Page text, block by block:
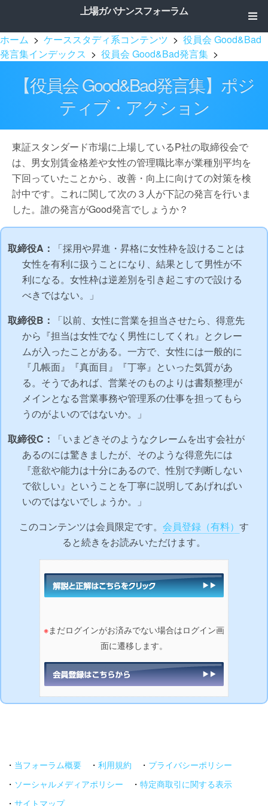
上場ガバナンスフォーラム
ホーム > ケーススタディ系コンテンツ > 役員会 Good&Bad
発言集インデックス > 役員会 Good&Bad発言集 >
【役員会 Good&Bad発言集】ポジ
ティブ・アクション
東証スタンダード市場に上場しているP社の取締役会で
は、男女別賃金格差や女性の管理職比率が業種別平均を
下回っていたことから、改善・向上に向けての対策を検
討中です。これに関して次の３人が下記の発言を行いま
した。誰の発言がGood発言でしょうか？
取締役A：
「採用や昇進・昇格に女性枠を設けることは
女性を有利に扱うことになり、結果として男性が不
利になる。女性枠は逆差別を引き起こすので設ける
べきではない。」
取締役B：
「以前、女性に営業を担当させたら、得意先
から『担当は女性でなく男性にしてくれ』とクレー
ムが入ったことがある。一方で、女性には一般的に
『几帳面』『真面目』『丁寧』といった気質があ
る。そうであれば、営業そのものよりは書類整理が
メインとなる営業事務や管理系の仕事を担ってもら
うのがよいのではないか。」
取締役C：
「いまどきそのようなクレームを出す会社が
あるのには驚きましたが、そのような得意先には
『意欲や能力は十分にあるので、性別で判断しない
で欲しい』ということを丁寧に説明してあげればい
いのではないでしょうか。」
このコンテンツは会員限定です。 会員登録（有料） す
ると続きをお読みいただけます。
※まだログインがお済みでない場合はログイン画
面に遷移します。
・ 当フォーラム概要 ・ 利用規約 ・ プライバシーポリシー
・ ソーシャルメディアポリシー ・ 特定商取引に関する表示
・ サイトマップ